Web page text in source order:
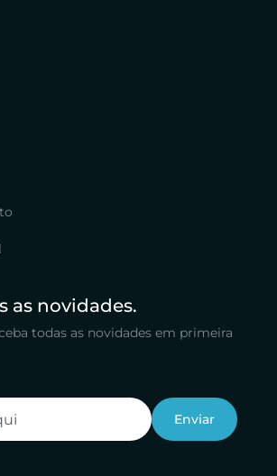
as novidades.
todas as novidades em primeira